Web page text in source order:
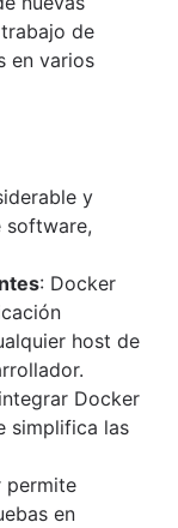
de
en varios
y
software,
: Docker
host de
Docker
simplifica las
permite
en